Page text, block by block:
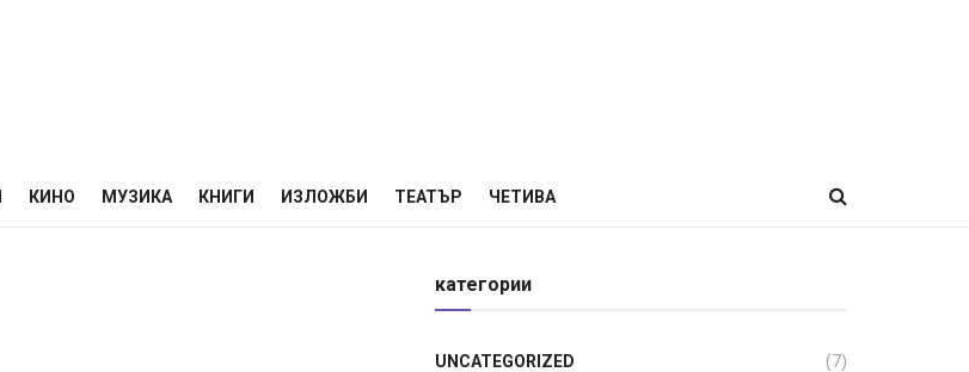
КИНО МУЗИКА КНИГИ ИЗЛОЖБИ ТЕАТЪР ЧЕТИВА
категории
UNCATEGORIZED (7)